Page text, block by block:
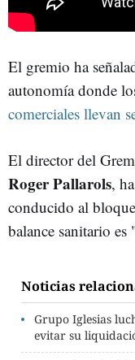
El gremio ha
autonomía donde
comerciales llevan
El director del
Roger Pallarols,
conducido al
balance sanitario
Noticias
Grupo Iglesias
evitar su